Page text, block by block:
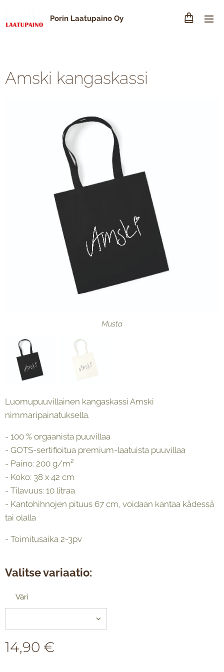
Porin Laatupaino Oy
Amski kangaskassi
Musta
Luonnonvalkoinen
Luomupuuvillainen kangaskassi Amski
nimmaripainatuksella.
- 100 % orgaanista puuvillaa
- GOTS-sertifioitua premium-laatuista puuvillaa
- Paino: 200 g/m²
- Koko: 38 x 42 cm
- Tilavuus: 10 litraa
- Kantohihnojen pituus 67 cm, voidaan kantaa kädessä
tai olalla
- Toimitusaika 2-3pv
Valitse variaatio:
Väri
14,90 €